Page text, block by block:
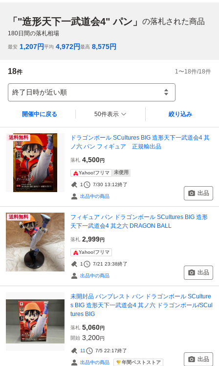
「"造形天下一武道会4" パン」 の落札された商品
180日間の落札相場
最安 1,207円平均 4,972円最高 8,575円
18件 1 〜18件/18件
終了日時が近い順
開催中に戻る 50件表示 絞り込み
送料無料
ドラゴンボール SCultures BIG 造形天下一武道会4 其
ノ六 パン フィギュア 正規輸出品
落札 4,500円
Yahoo!フリマ 未使用
1 7/30 13:12終了
出品中の商品 出品
送料無料
フィギュア パン ドラゴンボール SCultures BIG 造形
天下一武道会4 其之六 DRAGON BALL
落札 2,999円
Yahoo!フリマ
1 7/21 23:38終了
出品中の商品 出品
未開封品 バンプレスト パン ドラゴンボール SCulture
s BIG 造形天下一武道会4 其ノ六 ドラゴンボール/SCul
tures BIG
落札 5,060円
開始 3,200円
11 7/5 22:17終了
出品中の商品 年間ベストストア 出品